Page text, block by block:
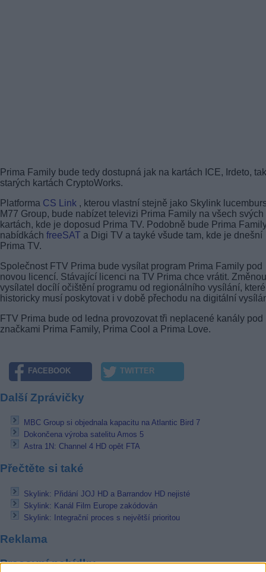
Prima Family bude tedy dostupná jak na kartách ICE, Irdeto,
starých kartách CryptoWorks.
Platforma CS Link , kterou vlastní stejně jako Skylink
M77 Group, bude nabízet televizi Prima Family na všech svých
kartách, kde je doposud Prima TV. Podobně bude Prima
nabídkách freeSAT a Digi TV a tayké všude tam, kde je dnešní
Prima TV.
Společnost FTV Prima bude vysílat program Prima Family pod
novou licencí. Stávající licenci na TV Prima chce vrátit. Změnou
vysílatel docílí očištění programu od regionálního vysílání, které
historicky musí poskytovat i v době přechodu na digitální
FTV Prima bude od ledna provozovat tři neplacené kanály pod
značkami Prima Family, Prima Cool a Prima Love.
FACEBOOK TWITTER
Další Zprávičky
MBC Group si objednala kapacitu na Atlantic Bird 7
Dokončena výroba satelitu Amos 5
Astra 1N: Channel 4 HD opět FTA
Přečtěte si také
Skylink: Přidání JOJ HD a Barrandov HD nejisté
Skylink: Kanál Film Europe zakódován
Skylink: Integrační proces s největší prioritou
Reklama
Pracovní nabídky